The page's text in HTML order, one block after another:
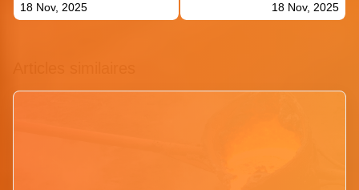
18 Nov, 2025
18 Nov, 2025